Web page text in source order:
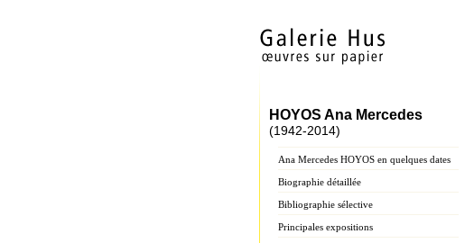
HOYOS Ana Mercedes
(1942-2014)
Ana Mercedes HOYOS en quelques dates
Biographie détaillée
Bibliographie sélective
Principales expositions